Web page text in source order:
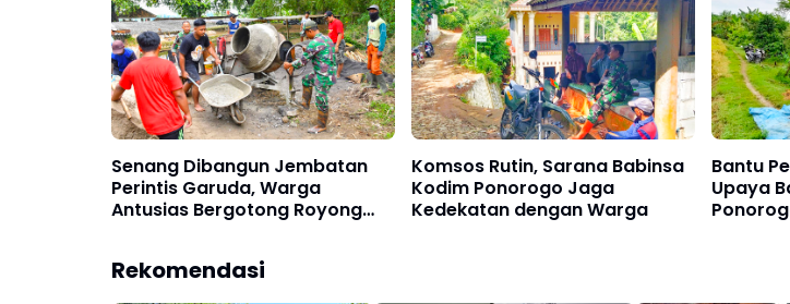
Senang Dibangun Jembatan
Perintis Garuda, Warga
Antusias Bergotong Royong
Komsos Rutin, Sarana Babinsa
Kodim Ponorogo Jaga
Kedekatan dengan Warga
Bantu
Upaya
Rekomendasi